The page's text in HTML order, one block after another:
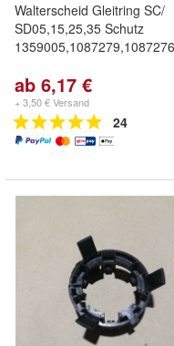
Walterscheid Gleitring SC/
SD05,15,25,35 Schutz
ab 6,17 €
+ 3,50 € Versand
24